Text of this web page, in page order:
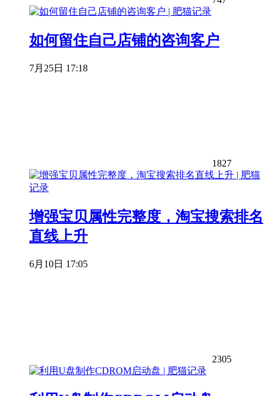
如何留住自己店铺的咨询客户
7月25日 17:18
1827
增强宝贝属性完整度，淘宝搜索排名
直线上升
6月10日 17:05
2305